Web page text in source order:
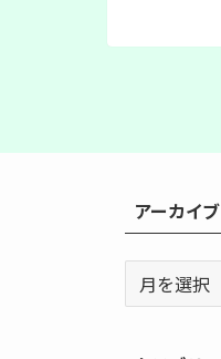
アーカイブ
ー